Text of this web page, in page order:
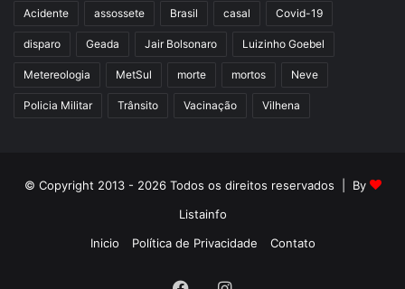
Acidente assossete Brasil casal Covid-19
disparo Geada Jair Bolsonaro Luizinho Goebel
Metereologia MetSul morte mortos Neve
Policia Militar Trânsito Vacinação Vilhena
© Copyright 2013 - 2026 Todos os direitos reservados | By
Listainfo
Inicio
Política de Privacidade Contato